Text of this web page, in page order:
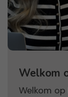
Welkom
Welkom